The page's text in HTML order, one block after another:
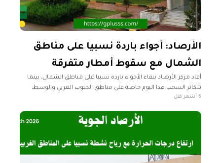
الأرصاد: أجواء باردة نسبيا على مناطق
الشمال مع سقوط أمطار متفرقة
أفاد مركز الأرصاد ببقاء الأجواء باردة نسبيا على مناطق الشمال، بينما
تتكاثر السحب هذا اليوم خاصة على مناطق الجنوب الغربي والوسط،
يصحبها سقوط أمطار رعدية جيدة. رأس إجدير حتى سرت-5 أشهر قبل